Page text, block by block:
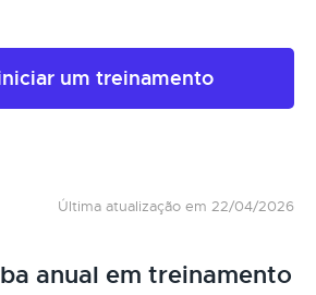
um treinamento
Última atualização em 22/04/2026
anual em treinamento